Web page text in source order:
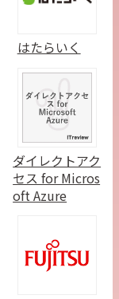
はたらいく
ダイレクトアク
セス for Micros
oft Azure